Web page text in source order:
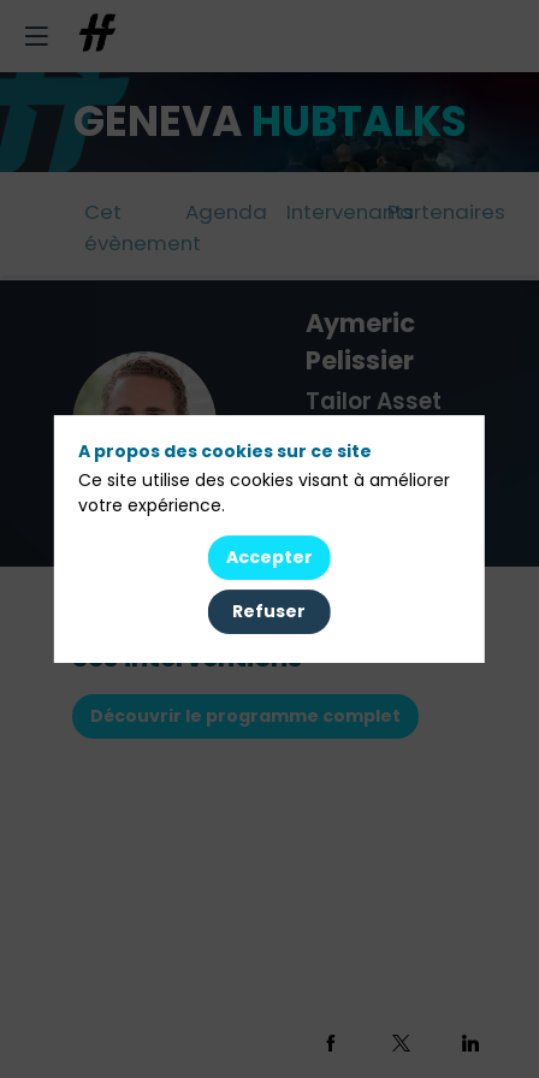
GENEVA HUBTALKS
Cet
évènement
Agenda IntervenantsPartenaires
AP
Aymeric
Pelissier
Tailor Asset
Management
Relations
Ses interventions
Découvrir le programme complet
A propos des cookies sur ce site
Ce site utilise des cookies visant à améliorer
votre expérience.
Accepter
Refuser